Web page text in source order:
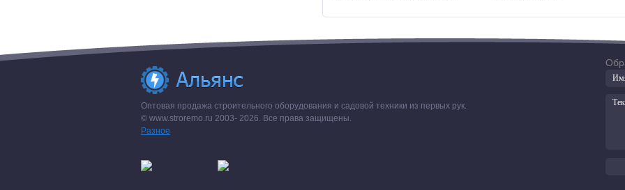
Оптовая продажа строительного оборудования и садовой техники из первых рук.
© www.stroremo.ru 2003- 2026. Все права защищены.
Разное